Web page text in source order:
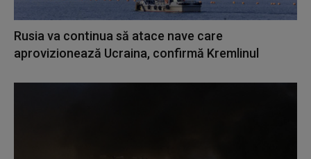
Rusia va continua să atace nave care
aprovizionează Ucraina, confirmă Kremlinul